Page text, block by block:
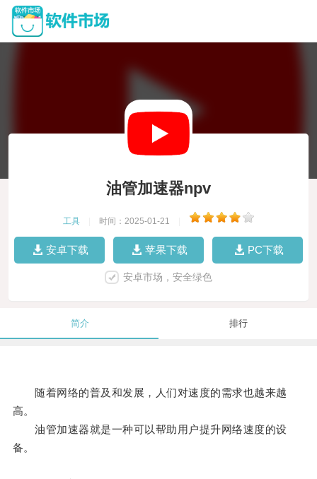
油管加速器npv
工具 时间：2025-01-21
安卓下载 苹果下载 PC下载
安卓市场，安全绿色
简介 排行
随着网络的普及和发展，人们对速度的需求也越来越
高。
油管加速器就是一种可以帮助用户提升网络速度的设
备。